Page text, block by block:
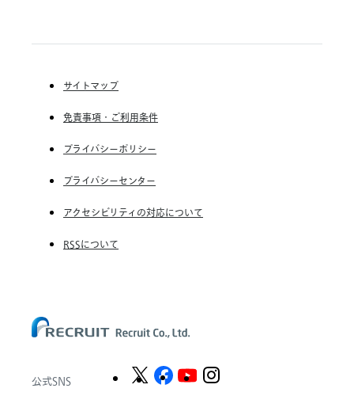
RGF Staffing France SAS
RGF Staffing Germany GmbH
RGF Staffing the Netherlands B.V.
Unique NV
公式SNS
サイトマップ
免責事項・ご利用条件
プライバシーポリシー
プライバシーセンター
アクセシビリティの対応について
RSSについて